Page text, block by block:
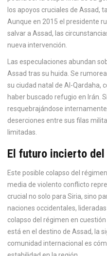
los apoyos cruciales de Assad,
Aunque en 2015 el presidente
salvar a Assad, las
nueva intervención.
Las especulaciones abundan
Assad tras su huida. Se
su ciudad natal de Al-Qardaha,
haber buscado refugio en Irán.
resquebrajándose
deserciones entre sus filas
limitadas.
El futuro incierto
Este posible colapso del
media de violento conflicto
crucial no solo para Siria, sino
naciones occidentales,
colapso del régimen en
está en el destino de Assad, la
comunidad internacional es